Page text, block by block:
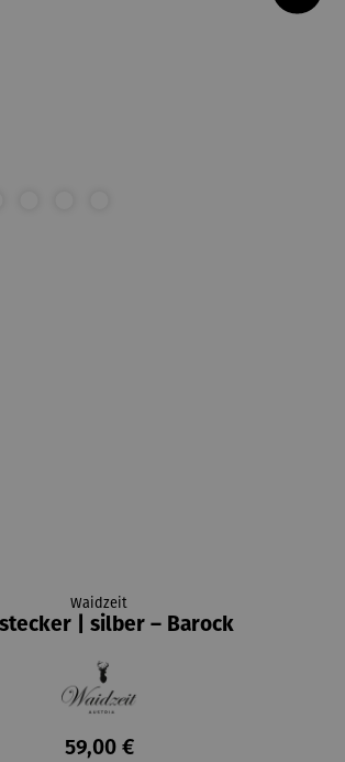
Waidzeit
| silber – Barock
59,00 €